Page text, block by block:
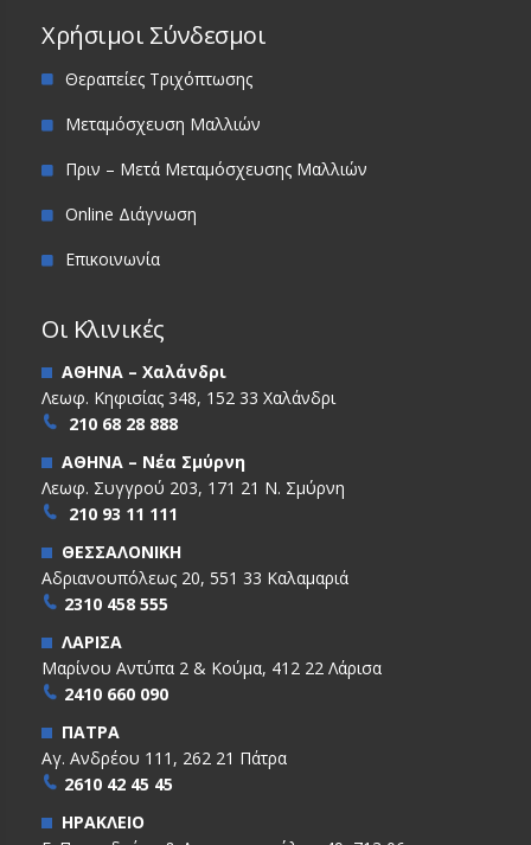
Χρήσιμοι Σύνδεσμοι
Θεραπείες Τριχόπτωσης
Μεταμόσχευση Μαλλιών
Πριν – Μετά Μεταμόσχευσης Μαλλιών
Online Διάγνωση
Επικοινωνία
Οι Κλινικές
ΑΘΗΝΑ – Χαλάνδρι
Λεωφ. Κηφισίας 348, 152 33 Χαλάνδρι
210 68 28 888
ΑΘΗΝΑ – Νέα Σμύρνη
Λεωφ. Συγγρού 203, 171 21 Ν. Σμύρνη
210 93 11 111
ΘΕΣΣΑΛΟΝΙΚΗ
Αδριανουπόλεως 20, 551 33 Καλαμαριά
2310 458 555
ΛΑΡΙΣΑ
Μαρίνου Αντύπα 2 & Κούμα, 412 22 Λάρισα
2410 660 090
ΠΑΤΡΑ
Αγ. Ανδρέου 111, 262 21 Πάτρα
2610 42 45 45
ΗΡΑΚΛΕΙΟ